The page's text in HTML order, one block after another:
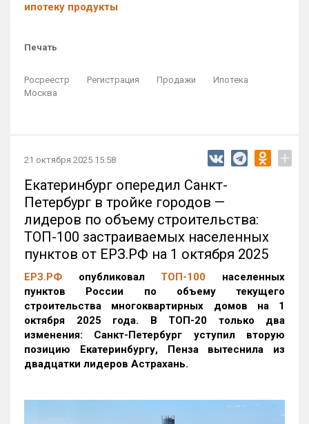
ипотеку продукты
Печать
Росреестр Регистрация Продажи
Ипотека
Москва
21 октября 2025 15:58 +
Екатеринбург опередил Санкт-
Петербург в тройке городов —
лидеров по объему строительства:
ТОП-100 застраиваемых населенных
пунктов от ЕРЗ.РФ на 1 октября 2025
ЕРЗ.РФ опубликовал ТОП-100 населенных
пунктов России по объему текущего
строительства многоквартирных домов на 1
октября 2025 года. В ТОП-20 только два
изменения: Санкт-Петербург уступил вторую
позицию Екатеринбургу, Пенза вытеснила из
двадцатки лидеров Астрахань.